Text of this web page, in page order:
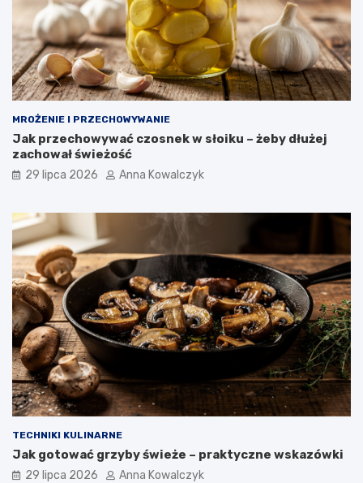
MROŻENIE I PRZECHOWYWANIE
Jak przechowywać czosnek w słoiku – żeby dłużej
zachował świeżość
29 lipca 2026 Anna Kowalczyk
TECHNIKI KULINARNE
Jak gotować grzyby świeże – praktyczne wskazówki
29 lipca 2026 Anna Kowalczyk